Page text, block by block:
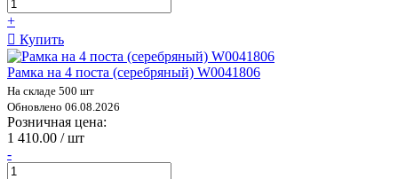
+
Купить
Рамка на 4 поста (серебряный) W0041806
На складе 500 шт
Обновлено 06.08.2026
Розничная цена:
1 410.00 / шт
-